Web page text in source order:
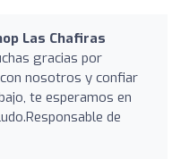
Las Chafiras
gracias por
nosotros y confiar
te esperamos en
de